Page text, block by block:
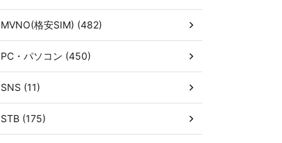
MVNO(格安SIM) (482)
PC・パソコン (450)
SNS (11)
STB (175)